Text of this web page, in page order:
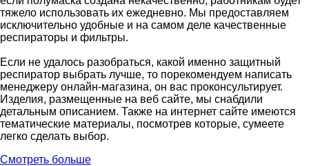
тяжело использовать их ежедневно. Мы предоставляем
исключительно удобные и на самом деле качественные
респираторы и фильтры.
Если не удалось разобраться, какой именно защитный
респиратор выбрать лучше, то порекомендуем написать
менеджеру онлайн-магазина, он вас проконсультирует.
Изделия, размещенные на веб сайте, мы снабдили
детальным описанием. Также на интернет сайте имеются
тематические материалы, посмотрев которые, сумеете
легко сделать выбор.
Смотреть больше